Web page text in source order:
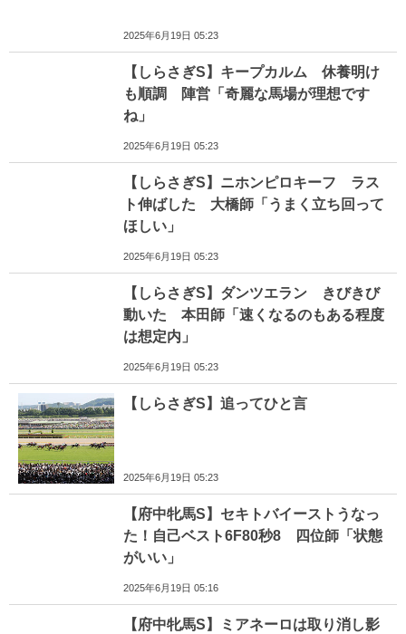
2025年6月19日 05:23
【しらさぎS】キープカルム 休養明け
も順調 陣営「奇麗な馬場が理想です
ね」
2025年6月19日 05:23
【しらさぎS】ニホンピロキーフ ラス
ト伸ばした 大橋師「うまく立ち回って
ほしい」
2025年6月19日 05:23
【しらさぎS】ダンツエラン きびきび
動いた 本田師「速くなるのもある程度
は想定内」
2025年6月19日 05:23
【しらさぎS】追ってひと言
2025年6月19日 05:23
【府中牝馬S】セキトバイーストうなっ
た！自己ベスト6F80秒8 四位師「状態
がいい」
2025年6月19日 05:16
【府中牝馬S】ミアネーロは取り消し影